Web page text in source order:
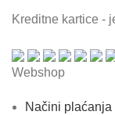
Kreditne kartice -
Webshop
Načini plaćanja